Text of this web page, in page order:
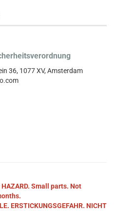
36, 1077 XV, Amsterdam
HAZARD. Small parts. Not
ERSTICKUNGSGEFAHR. NICHT